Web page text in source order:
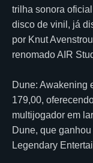
trilha sonora
disco de vinil, já
por Knut
renomado AIR
Dune: Awakening
179,00,
multijogador em
Dune, que
Legendary